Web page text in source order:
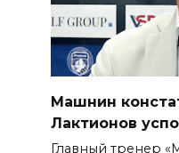
Машнин
Лактионов
Главный тренер